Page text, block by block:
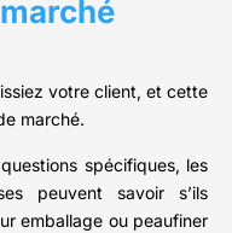
votre client, et cette
marché.
spécifiques, les
peuvent savoir s’ils
emballage ou peaufiner